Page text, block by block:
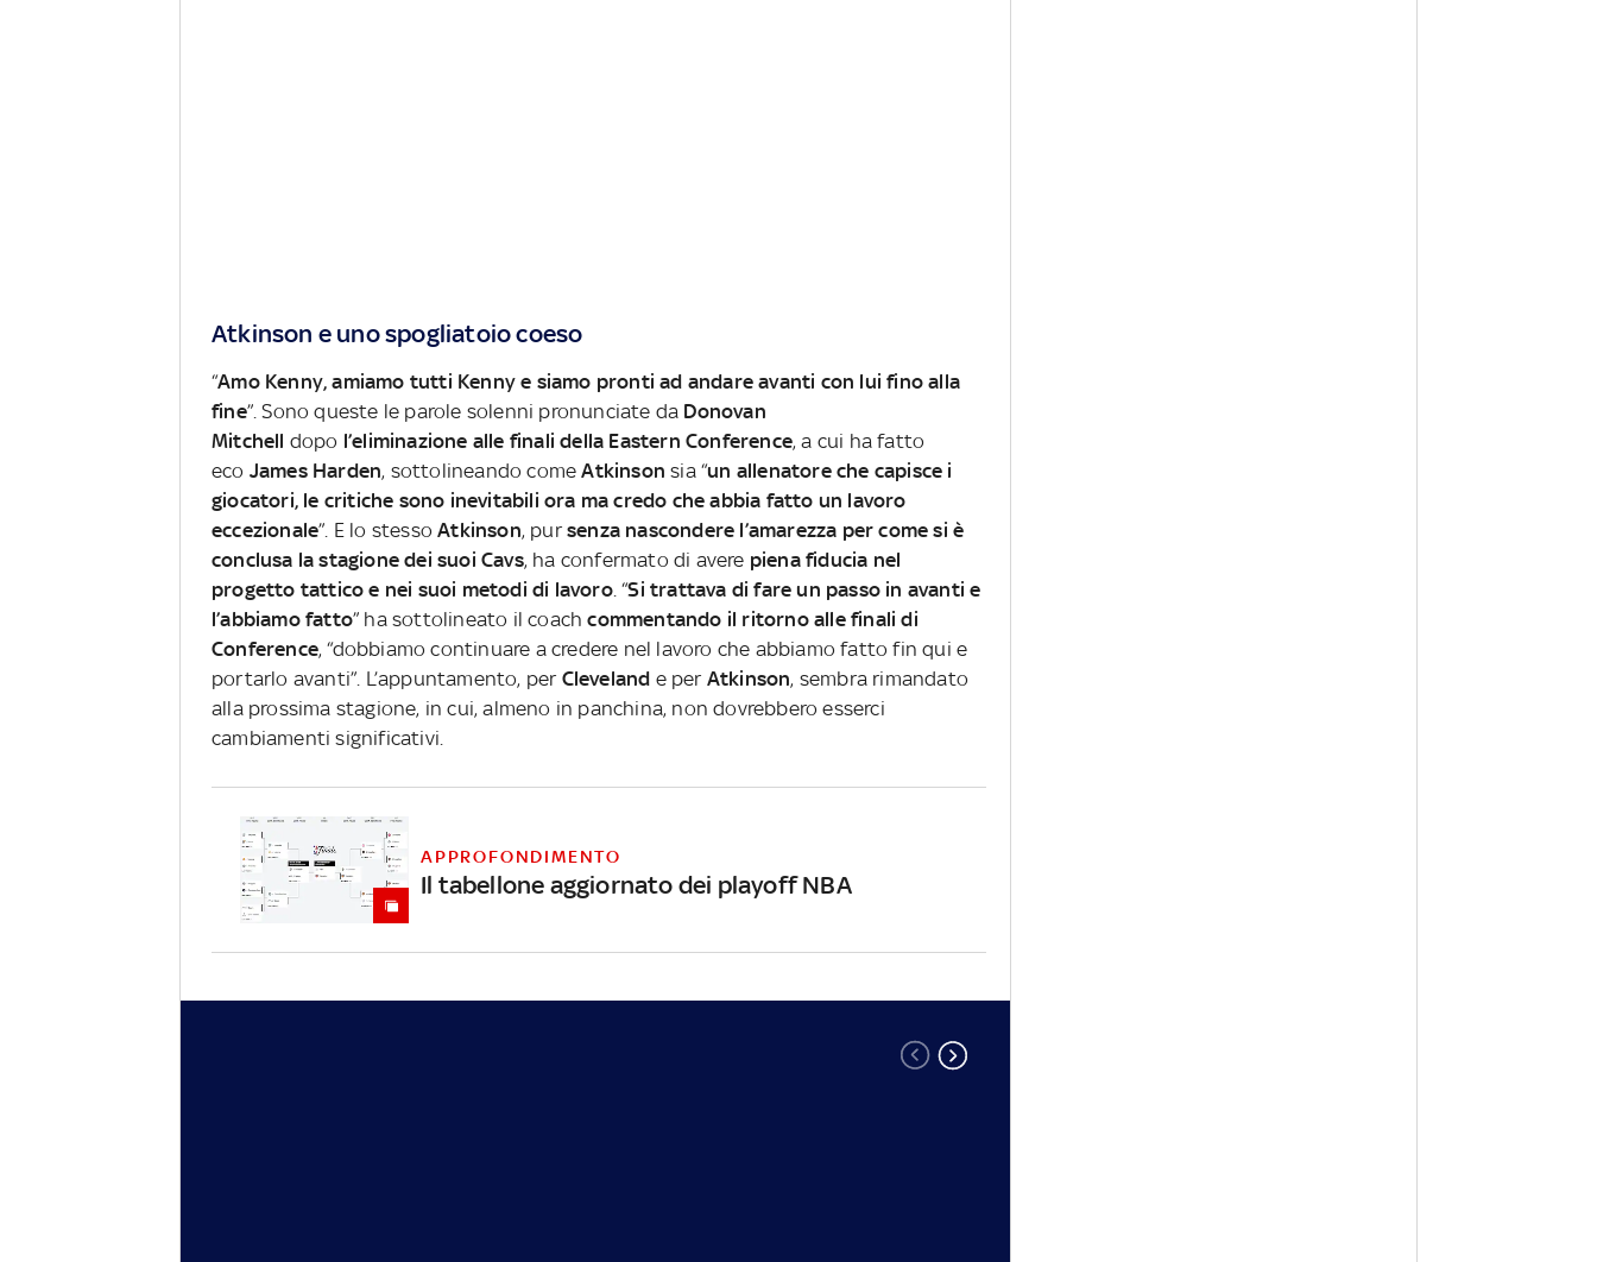
Atkinson e uno spogliatoio coeso
“Amo Kenny, amiamo tutti Kenny e siamo pronti ad andare avanti con lui fino alla
fine”. Sono queste le parole solenni pronunciate da Donovan
Mitchell dopo l’eliminazione alle finali della Eastern Conference, a cui ha fatto
eco James Harden, sottolineando comeAtkinson sia “un allenatore che capisce i
giocatori, le critiche sono inevitabili ora ma credo che abbia fatto un lavoro
eccezionale”. E lo stessoAtkinson, pursenza nascondere l’amarezza per come si è
conclusa la stagione dei suoi Cavs, ha confermato di avere piena fiducia nel
progetto tattico e nei suoi metodi di lavoro. “Si trattava di fare un passo in avanti e
l’abbiamo fatto” ha sottolineato il coachcommentando il ritorno alle finali di
Conference, “dobbiamo continuare a credere nel lavoro che abbiamo fatto fin qui e
portarlo avanti”. L’appuntamento, per Cleveland e per Atkinson, sembra rimandato
alla prossima stagione, in cui, almeno in panchina, non dovrebbero esserci
cambiamenti significativi.
APPROFONDIMENTO
Il tabellone aggiornato dei playoff NBA